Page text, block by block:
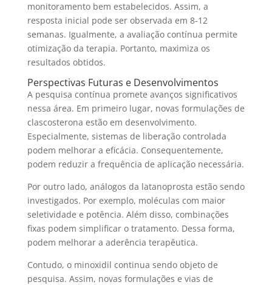
monitoramento bem estabelecidos. Assim, a
resposta inicial pode ser observada em 8-12
semanas. Igualmente, a avaliação contínua permite
otimização da terapia. Portanto, maximiza os
resultados obtidos.
Perspectivas Futuras e Desenvolvimentos
A pesquisa contínua promete avanços significativos
nessa área. Em primeiro lugar, novas formulações de
clascosterona estão em desenvolvimento.
Especialmente, sistemas de liberação controlada
podem melhorar a eficácia. Consequentemente,
podem reduzir a frequência de aplicação necessária.
Por outro lado, análogos da latanoprosta estão sendo
investigados. Por exemplo, moléculas com maior
seletividade e potência. Além disso, combinações
fixas podem simplificar o tratamento. Dessa forma,
podem melhorar a aderência terapêutica.
Contudo, o minoxidil continua sendo objeto de
pesquisa. Assim, novas formulações e vias de